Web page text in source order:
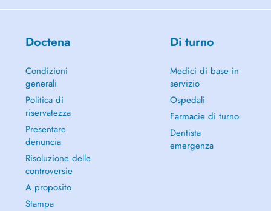
Doctena
Condizioni
generali
Politica di
riservatezza
Presentare
denuncia
Risoluzione delle
controversie
A proposito
Stampa
Di turno
Medici di base in
servizio
Ospedali
Farmacie di turno
Dentista
emergenza